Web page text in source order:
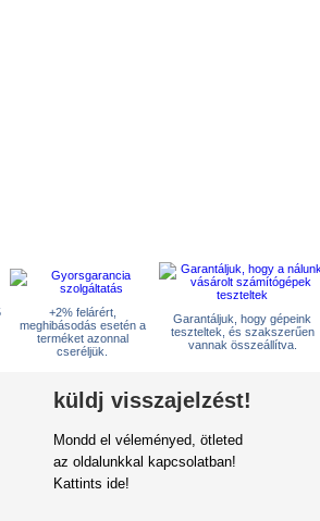
+2% felárért,
meghibásodás esetén a
terméket azonnal
cseréljük.
Garantáljuk, hogy gépeink
teszteltek, és szakszerűen
vannak összeállítva.
küldj visszajelzést!
Mondd el véleményed, ötleted
az oldalunkkal kapcsolatban!
Kattints ide!